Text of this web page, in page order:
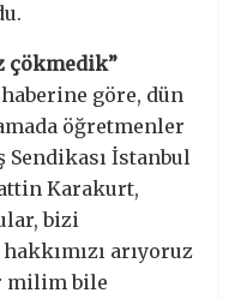
çökmedik”
göre, dün
öğretmenler
Sendikası İstanbul
Karakurt,
bizi
arıyoruz
milim bile